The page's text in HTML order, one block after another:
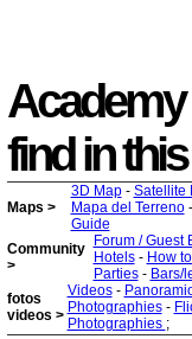
Academy
find in
Maps >
3D Map- Satellite
Mapa del Terreno-
Guide
Community
>
Forum / Guest
Hotels- How
Parties- Bars/
fotos
videos >
Videos-
Photographies-
Photographies ;